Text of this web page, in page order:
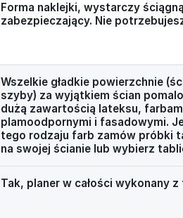
Forma naklejki, wystarczy
zabezpieczający. Nie
Wszelkie gładkie powierzchnie
szyby) za wyjątkiem ścian
dużą zawartością lateksu,
plamoodpornymi i fasadowymi.
tego rodzaju farb zamów próbki
na swojej ścianie lub wybierz
Tak, planer w całości wykonany